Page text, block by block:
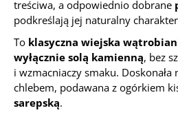
treściwa, a odpowiednio dobrane
podkreślają jej naturalny
To klasyczna wiejska
wyłącznie solą kamienną, bez
i wzmacniaczy smaku.
chlebem, podawana z ogórkiem
sarepską.